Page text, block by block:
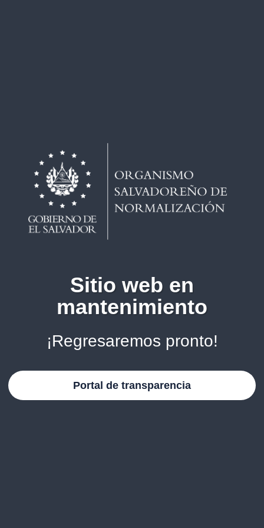
Sitio web en
mantenimiento
¡Regresaremos pronto!
Portal de transparencia